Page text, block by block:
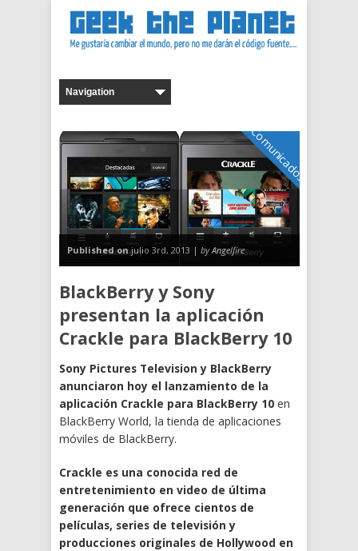
Comunicados
Published onjulio 3rd, 2013 | by Angelfire
BlackBerry y Sony
presentan la aplicación
Crackle para BlackBerry 10
Sony Pictures Television y BlackBerry
anunciaron hoy el lanzamiento de la
aplicación Crackle para BlackBerry 10 en
BlackBerry World, la tienda de aplicaciones
móviles de BlackBerry.
Crackle es una conocida red de
entretenimiento en video de última
generación que ofrece cientos de
películas, series de televisión y
producciones originales de Hollywood en